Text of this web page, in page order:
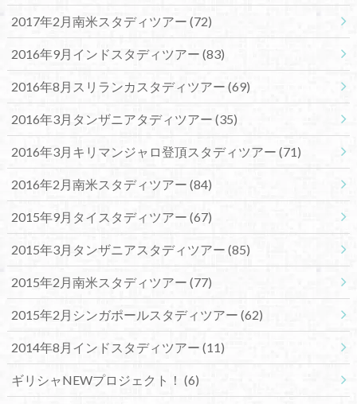
2017年2月南米スタディツアー (72)
2016年9月インドスタディツアー (83)
2016年8月スリランカスタディツアー (69)
2016年3月タンザニアタディツアー (35)
2016年3月キリマンジャロ登頂スタディツアー (71)
2016年2月南米スタディツアー (84)
2015年9月タイスタディツアー (67)
2015年3月タンザニアスタディツアー (85)
2015年2月南米スタディツアー (77)
2015年2月シンガポールスタディツアー (62)
2014年8月インドスタディツアー (11)
ギリシャNEWプロジェクト！ (6)